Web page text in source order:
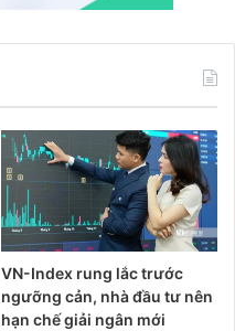
VN-Index rung lắc trước
ngưỡng cản, nhà đầu tư nên
hạn chế giải ngân mới